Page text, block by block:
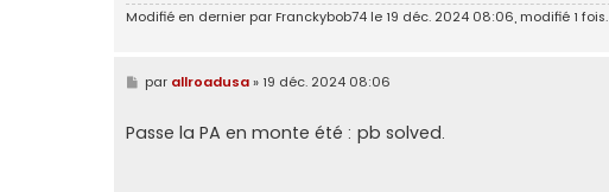
Modifié en dernier par Franckybob74 le 19 déc. 2024 08:06, modifié 1 fois.
M
e
s
a
par allroadusa» 19 déc. 2024 08:06
Passe la PA en monte été : pb solved.